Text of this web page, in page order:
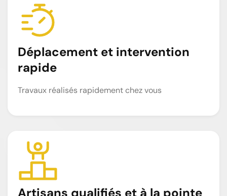
Déplacement et intervention
rapide
Travaux réalisés rapidement chez vous
Artisans qualifiés et à la pointe